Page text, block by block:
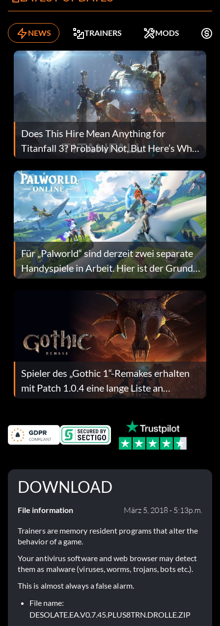
NEWS TRAINERS MODS
Does This Hire Mean Anything for
Titanfall 3? Probably Not, But Here’s Why
Fans Are Hopeful
Für „Palworld“ sind derzeit zwei separate
Handyspiele in Arbeit. Hier ist der Grund
dafür.
Spieler des „Gothic 1“-Remakes erhalten
mit Patch 1.0.4 eine lange Liste an
Fehlerbehebungen
DOWNLOAD
File information März 5, 2018 - 5:13p.m.
Trainers are memory resident programs that alter the
behavior of a game.
Your antivirus software and web browser may detect
them as malware (viruses, worms, trojans, bots etc.).
This is almost always a false alarm.
File name:
DESOLATE.EA.V0.7.45.PLUS8TRN.DROLLE.ZIP